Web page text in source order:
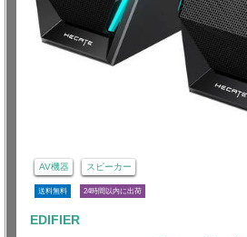
AV機器 スピーカー
送料無料 24時間以内に出荷
EDIFIER